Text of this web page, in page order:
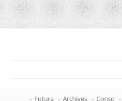
- Futura - Archives - Conso -